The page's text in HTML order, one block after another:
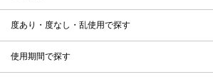
度あり・度なし・乱使用で探す
使用期間で探す